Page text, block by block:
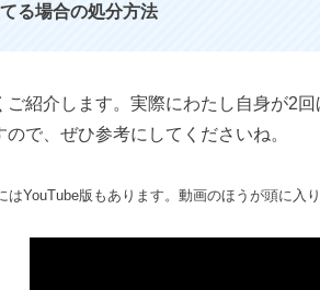
る場合の処分方法
ご紹介します。実際にわたし自身が2
ので、ぜひ参考にしてくださいね。
はYouTube版もあります。動画のほうが頭に入